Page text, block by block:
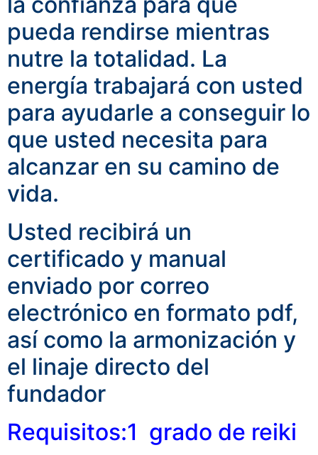
pueda rendirse mientras
nutre la totalidad. La
energía trabajará con usted
para ayudarle a conseguir lo
que usted necesita para
alcanzar en su camino de
vida.
Usted recibirá un
certificado y manual
enviado por correo
electrónico en formato pdf,
así como la armonización y
el linaje directo del
fundador
Requisitos:1 grado de reiki